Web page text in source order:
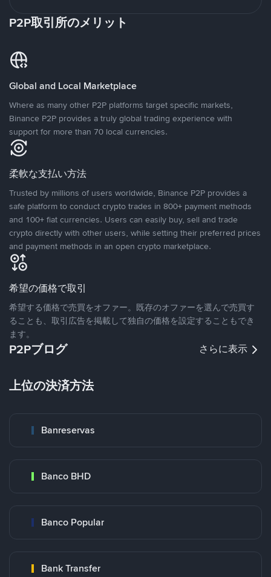
P2P取引所のメリット
Global and Local Marketplace
Where as many other P2P platforms target specific markets,
Binance P2P provides a truly global trading experience with
support for more than 70 local currencies.
柔軟な支払い方法
Trusted by millions of users worldwide, Binance P2P provides a
safe platform to conduct crypto trades in 800+ payment methods
and 100+ fiat currencies. Users can easily buy, sell and trade
crypto directly with other users, while setting their preferred prices
and payment methods in an open crypto marketplace.
希望の価格で取引
希望する価格で売買をオファー。既存のオファーを選んで売買す
ることも、取引広告を掲載して独自の価格を設定することもでき
ます。
P2Pブログ さらに表示
上位の決済方法
Banreservas
Banco BHD
Banco Popular
Bank Transfer